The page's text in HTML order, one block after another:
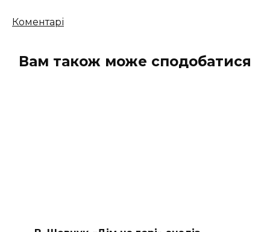
Кількість
Коментарі
Вам також може сподобатися